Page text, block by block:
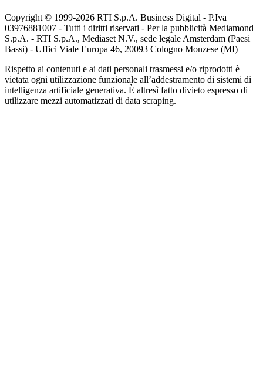
Copyright © 1999-2026 RTI S.p.A. Business Digital - P.Iva
03976881007 - Tutti i diritti riservati - Per la pubblicità Mediamond
S.p.A. - RTI S.p.A., Mediaset N.V., sede legale Amsterdam (Paesi
Bassi) - Uffici Viale Europa 46, 20093 Cologno Monzese (MI)
Rispetto ai contenuti e ai dati personali trasmessi e/o riprodotti è
vietata ogni utilizzazione funzionale all’addestramento di sistemi di
intelligenza artificiale generativa. È altresì fatto divieto espresso di
utilizzare mezzi automatizzati di data scraping.